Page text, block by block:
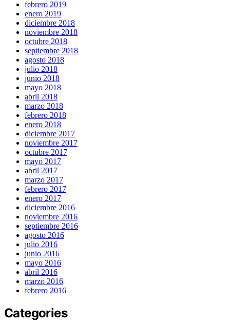
febrero 2019
enero 2019
diciembre 2018
noviembre 2018
octubre 2018
septiembre 2018
agosto 2018
julio 2018
junio 2018
mayo 2018
abril 2018
marzo 2018
febrero 2018
enero 2018
diciembre 2017
noviembre 2017
octubre 2017
mayo 2017
abril 2017
marzo 2017
febrero 2017
enero 2017
diciembre 2016
noviembre 2016
septiembre 2016
agosto 2016
julio 2016
junio 2016
mayo 2016
abril 2016
marzo 2016
febrero 2016
Categories